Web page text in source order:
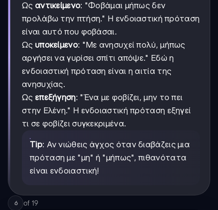
Ως αντικείμενο: "Φοβάμαι μήπως δεν
προλάβω την πτήση." Η ενδοιαστική πρόταση
είναι αυτό που φοβάσαι.
Ως υποκείμενο: "Με ανησυχεί πολύ, μήπως
αργήσει να γυρίσει σπίτι απόψε." Εδώ η
ενδοιαστική πρόταση είναι η αιτία της
ανησυχίας.
Ως επεξήγηση: "Ένα με φοβίζει, μην το πει
στην Ελένη." Η ενδοιαστική πρόταση εξηγεί
τι σε φοβίζει συγκεκριμένα.
Tip: Αν νιώθεις άγχος όταν διαβάζεις μια
πρόταση με "μη" ή "μήπως", πιθανότατα
είναι ενδοιαστική!
6 of 19